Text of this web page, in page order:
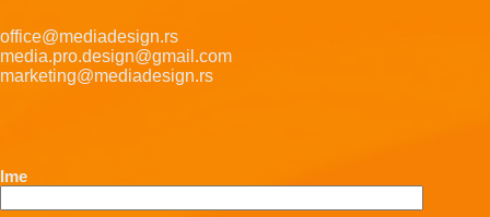
office@mediadesign.rs
media.pro.design@gmail.com
marketing@mediadesign.rs
Ime